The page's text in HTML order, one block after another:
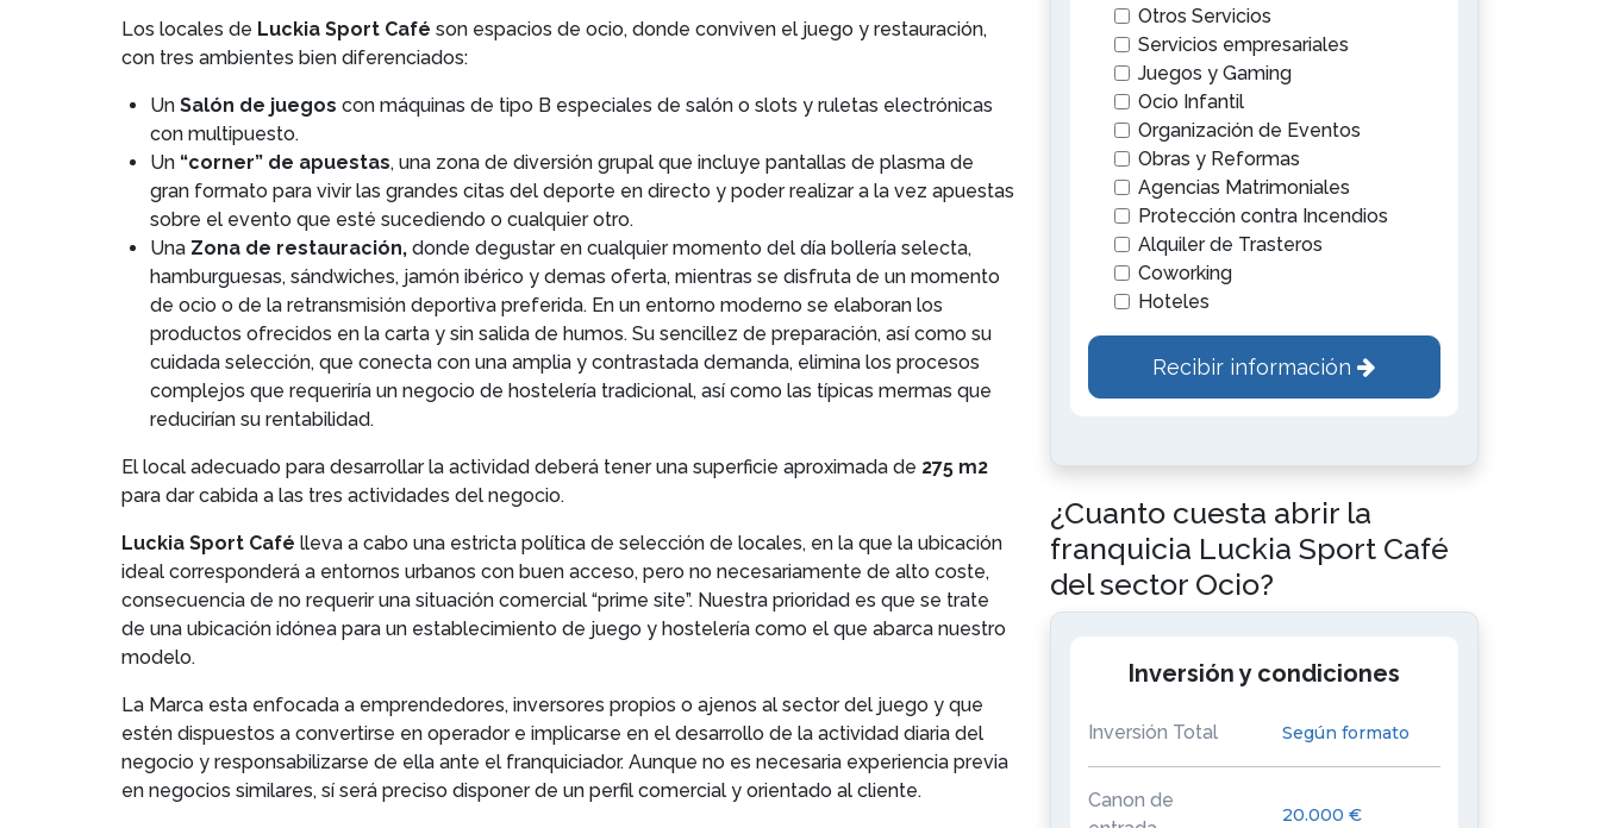
Los locales de Luckia Sport Café son espacios de ocio, donde conviven el juego y restauración,
con tres ambientes bien diferenciados:
Un Salón de juegos con máquinas de tipo B especiales de salón o slots y ruletas electrónicas
con multipuesto.
Un “corner” de apuestas, una zona de diversión grupal que incluye pantallas de plasma de
gran formato para vivir las grandes citas del deporte en directo y poder realizar a la vez apuestas
sobre el evento que esté sucediendo o cualquier otro.
Una Zona de restauración, donde degustar en cualquier momento del día bollería selecta,
hamburguesas, sándwiches, jamón ibérico y demas oferta, mientras se disfruta de un momento
de ocio o de la retransmisión deportiva preferida. En un entorno moderno se elaboran los
productos ofrecidos en la carta y sin salida de humos. Su sencillez de preparación, así como su
cuidada selección, que conecta con una amplia y contrastada demanda, elimina los procesos
complejos que requeriría un negocio de hostelería tradicional, así como las típicas mermas que
reducirían su rentabilidad.
El local adecuado para desarrollar la actividad deberá tener una superficie aproximada de 275 m2
para dar cabida a las tres actividades del negocio.
Luckia Sport Café lleva a cabo una estricta política de selección de locales, en la que la ubicación
ideal corresponderá a entornos urbanos con buen acceso, pero no necesariamente de alto coste,
consecuencia de no requerir una situación comercial “prime site”. Nuestra prioridad es que se trate
de una ubicación idónea para un establecimiento de juego y hostelería como el que abarca nuestro
modelo.
La Marca esta enfocada a emprendedores, inversores propios o ajenos al sector del juego y que
estén dispuestos a convertirse en operador e implicarse en el desarrollo de la actividad diaria del
negocio y responsabilizarse de ella ante el franquiciador. Aunque no es necesaria experiencia previa
en negocios similares, sí será preciso disponer de un perfil comercial y orientado al cliente.
Otros Servicios
Servicios empresariales
Juegos y Gaming
Ocio Infantil
Organización de Eventos
Obras y Reformas
Agencias Matrimoniales
Protección contra Incendios
Alquiler de Trasteros
Coworking
Hoteles
Recibir información
¿Cuanto cuesta abrir la
franquicia Luckia Sport Café
del sector Ocio?
Inversión y condiciones
Inversión Total Según formato
Canon de
20.000 €